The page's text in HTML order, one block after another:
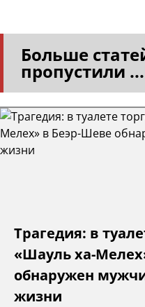
Больше
пропустили ...
Трагедия: в
«Шауль ха-
обнаружен
жизни